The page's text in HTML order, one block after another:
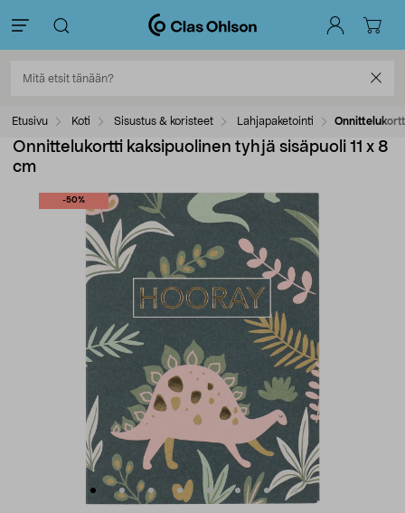
Etusivu Koti Sisustus & koristeet Lahjapaketointi
Onnittelukortti kaksipuolinen tyhjä sisäpuoli 11 x 8
cm
-50%